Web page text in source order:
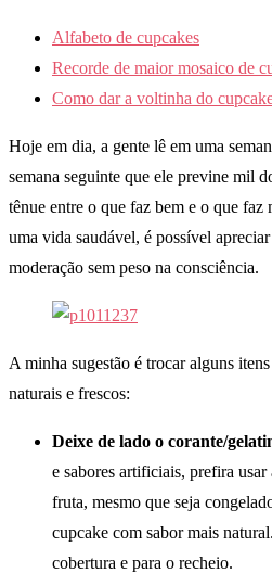
Alfabeto de cupcakes
Recorde de maior mosaico de
Como dar a voltinha do
Hoje em dia, a gente lê em uma
semana seguinte que ele previne mil
tênue entre o que faz bem e o que
uma vida saudável, é possível
moderação sem peso na consciência.
A minha sugestão é trocar alguns
naturais e frescos:
Deixe de lado o corante/
e sabores artificiais, prefira
fruta, mesmo que seja
cupcake com sabor mais
cobertura e para o recheio.